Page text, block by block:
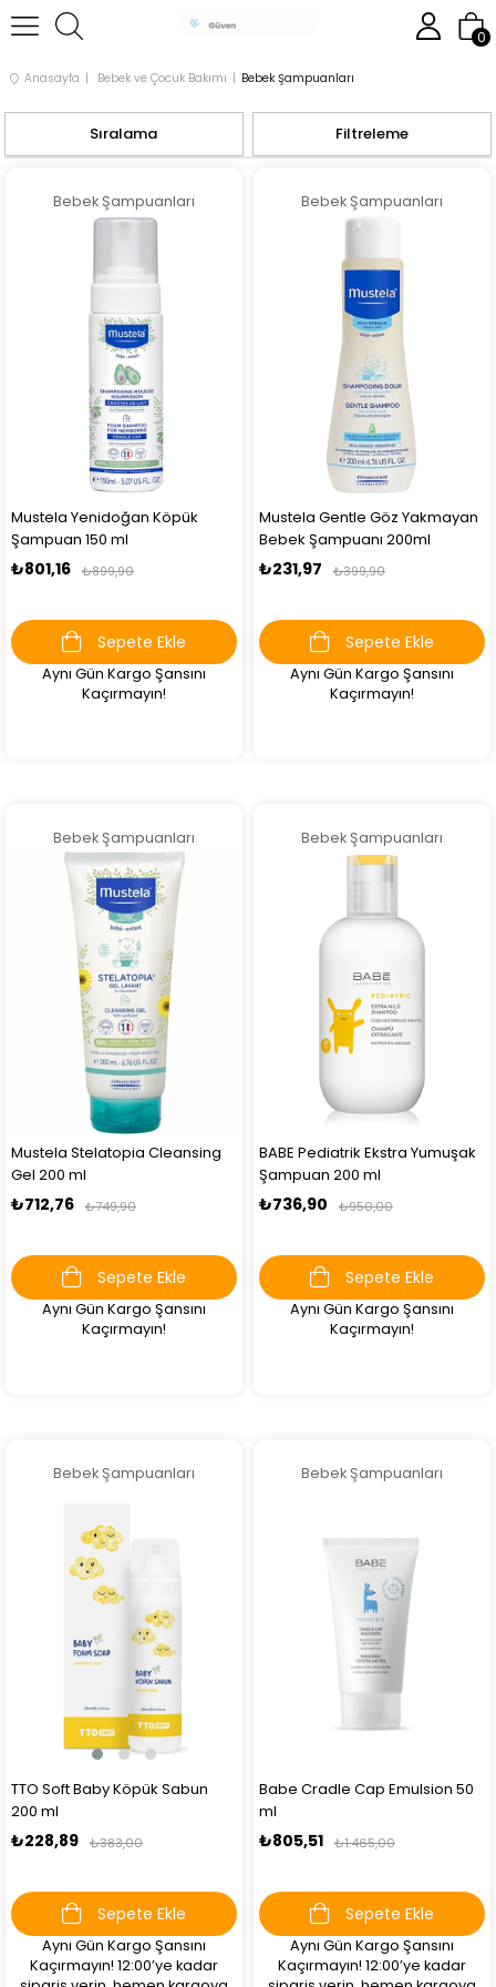
0
Anasayfa Bebek ve Çocuk Bakımı Bebek Şampuanları
Filtreleme
Sıralama
Bebek Şampuanları
Mustela Yenidoğan Köpük
Şampuan 150 ml
₺801,16 ₺899,90
Sepete Ekle
Aynı Gün Kargo Şansını
Kaçırmayın!
Bebek Şampuanları
Mustela Gentle Göz Yakmayan
Bebek Şampuanı 200ml
₺231,97 ₺399,90
Sepete Ekle
Aynı Gün Kargo Şansını
Kaçırmayın!
Bebek Şampuanları
Mustela Stelatopia Cleansing
Gel 200 ml
₺712,76 ₺749,90
Sepete Ekle
Aynı Gün Kargo Şansını
Kaçırmayın!
Bebek Şampuanları
BABE Pediatrik Ekstra Yumuşak
Şampuan 200 ml
₺736,90 ₺950,00
Sepete Ekle
Aynı Gün Kargo Şansını
Kaçırmayın!
Bebek Şampuanları
TTO Soft Baby Köpük Sabun
200 ml
₺228,89 ₺383,00
Sepete Ekle
Aynı Gün Kargo Şansını
Kaçırmayın! 12:00’ye kadar
Bebek Şampuanları
Babe Cradle Cap Emulsion 50
ml
₺805,51 ₺1.465,00
Sepete Ekle
Aynı Gün Kargo Şansını
Kaçırmayın! 12:00’ye kadar